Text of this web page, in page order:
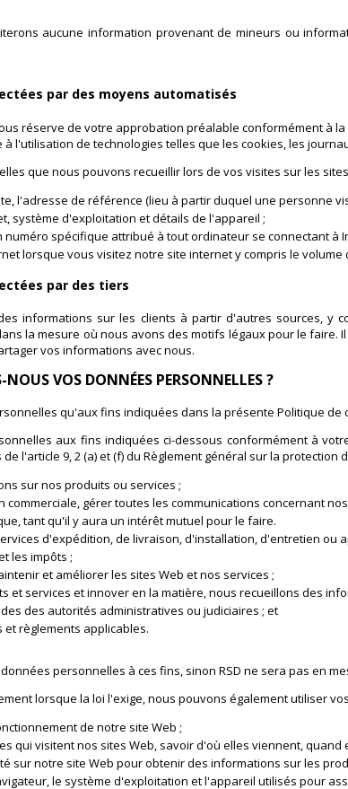
aucune information provenant de mineurs ou
par des moyens automatisés
réserve de votre approbation préalable conformément
l'utilisation de technologies telles que les cookies, les
que nous pouvons recueillir lors de vos visites sur les
l'adresse de référence (lieu à partir duquel une personne
système d'exploitation et détails de l'appareil ;
numéro spécifique attribué à tout ordinateur se connectant à
lorsque vous visitez notre site internet y compris le
par des tiers
informations sur les clients à partir d'autres sources,
la mesure où nous avons des motifs légaux pour le
vos informations avec nous.
VOS DONNÉES PERSONNELLES ?
qu'aux fins indiquées dans la présente Politique
aux fins indiquées ci-dessous conformément à
l'article 9, 2 (a) et (f) du Règlement général sur la protection
sur nos produits ou services ;
commerciale, gérer toutes les communications concernant
tant qu'il y aura un intérêt mutuel pour le faire.
d'expédition, de livraison, d'installation, d'entretien ou
les impôts ;
et améliorer les sites Web et nos services ;
et services et innover en la matière, nous recueillons des
des autorités administratives ou judiciaires ; et
règlements applicables.
personnelles à ces fins, sinon RSD ne sera pas en
lorsque la loi l'exige, nous pouvons également utiliser
de notre site Web ;
qui visitent nos sites Web, savoir d'où elles viennent,
sur notre site Web pour obtenir des informations sur les
le système d'exploitation et l'appareil utilisés pour